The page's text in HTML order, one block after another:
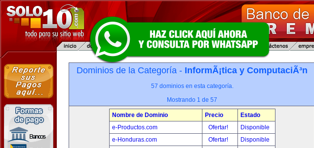
Dominios de la Categoría - InformÃ¡tica y ComputaciÃ³n
57 dominios en esta categoría.
Mostrando 1 de 57
Nombre de Dominio Precio
Estado
e-Productos.com
Ofertar!
Disponible
e-Honduras.com
Ofertar!
Disponible